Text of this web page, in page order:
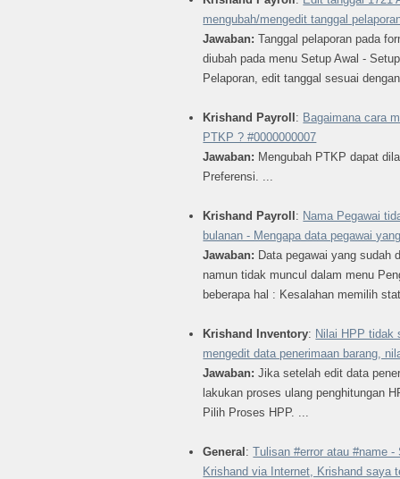
mengubah/mengedit tanggal
Jawaban:Tanggal pelaporan pada
diubah pada menu Setup Awal -
Pelaporan, edit tanggal sesuai
Krishand Payroll: Bagaimana cara
PTKP ? #0000000007
Jawaban: Mengubah PTKP dapat
Preferensi. ...
Krishand Payroll: Nama Pegawai
bulanan - Mengapa data pegawai
Jawaban: Data pegawai yang sudah
namun tidak muncul dalam menu
beberapa hal : Kesalahan memilih
Krishand Inventory: Nilai HPP tidak
mengedit data penerimaan barang,
Jawaban:Jika setelah edit data
lakukan proses ulang penghitungan
Pilih Proses HPP. ...
General:Tulisan #error atau #name
Krishand via Internet, Krishand saya